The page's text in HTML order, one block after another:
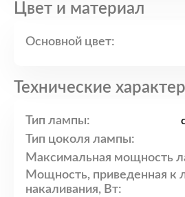
Цвет и материал
Основной цвет:
Технические
Тип лампы:
Тип цоколя лампы:
Максимальная мощность
Мощность, приведенная к
накаливания, Вт: